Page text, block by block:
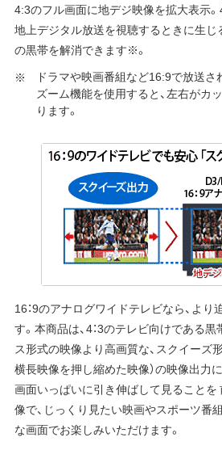
4:3のフル画面に地デジ映像を拡大表示。
地上デジタル放送を視聴するときに生じ
の黒帯を解消できます※。
ドラマや映画番組など16:9で放送
ズーム機能を使用すると、左右がカ
ります。
16：9のアナログワイドテレビなら、よ
す。本商品は、4：3のテレビ向けである
ス形式の映像より高画質な、スクイーズ形
横長映像を押し縮めた映像）の映像出力
画面いっぱいに引き伸ばして見ること
像で、じっくり見たい映画やスポーツ番
な画面でお楽しみいただけます。